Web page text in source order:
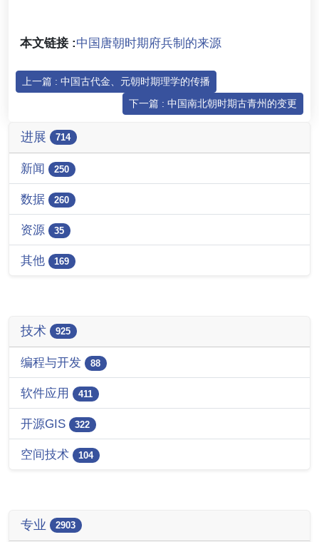
本文链接 :中国唐朝时期府兵制的来源
上一篇 : 中国古代金、元朝时期理学的传播
下一篇 : 中国南北朝时期古青州的变更
进展 714
新闻 250
数据 260
资源 35
其他 169
技术 925
编程与开发 88
软件应用 411
开源GIS 322
空间技术 104
专业 2903